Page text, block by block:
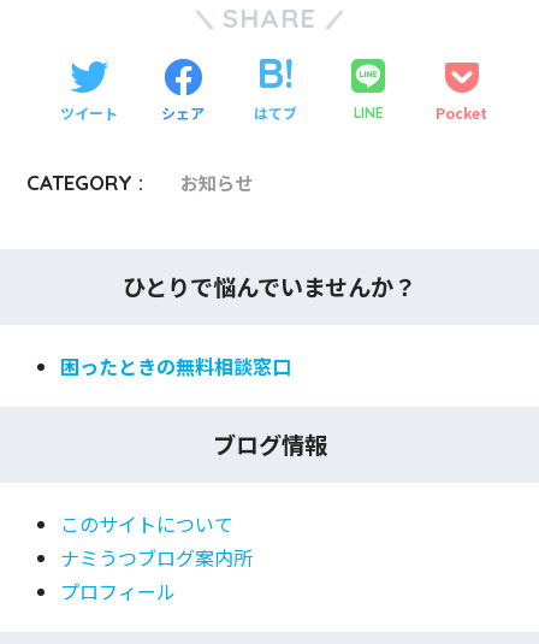
SHARE
ツイート シェア はてブ LINE Pocket
CATEGORY : お知らせ
ひとりで悩んでいませんか？
困ったときの無料相談窓口
ブログ情報
このサイトについて
ナミうつブログ案内所
プロフィール